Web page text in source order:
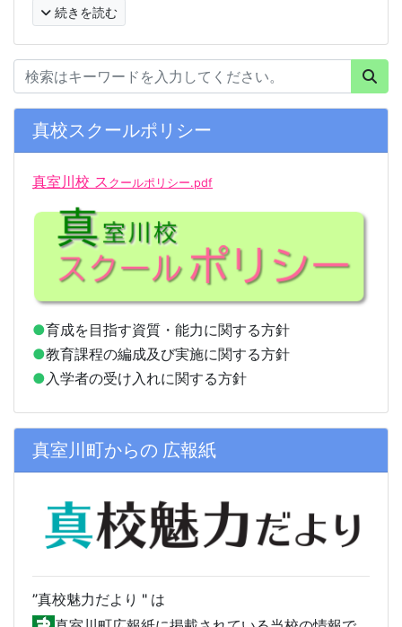
続きを読む
真校スクールポリシー
真室川校 ス クールポリシー.pdf
●育成を目指す資質・能力に関する方針
●教育課程の編成及び実施に関する方針
● 入学者の受け入れに関する方針
真室川町からの 広報紙
”真校魅力だより " は